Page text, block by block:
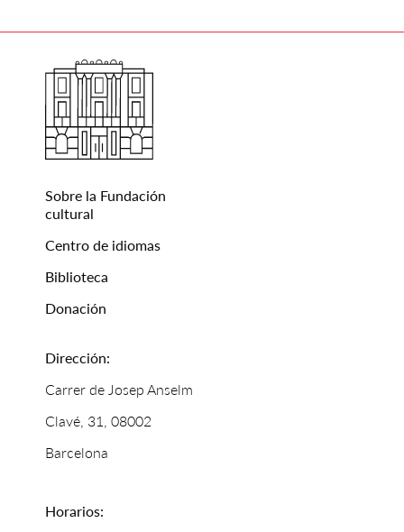
Sobre la Fundación
cultural
Centro de idiomas
Biblioteca
Donación
Dirección:
Carrer de Josep Anselm
Clavé, 31, 08002
Barcelona
Horarios: